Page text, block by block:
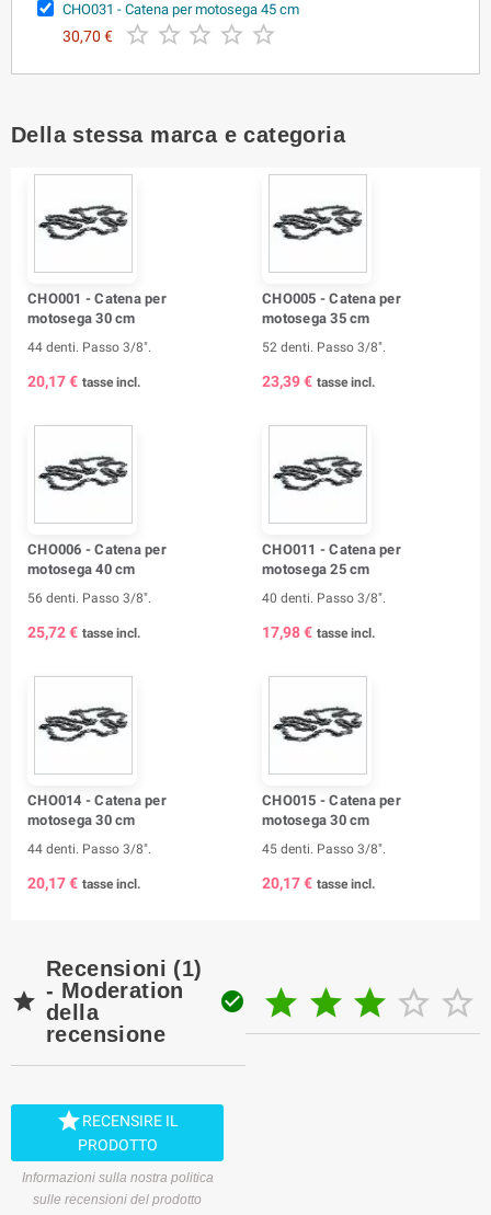
CHO031 - Catena per motosega 45 cm
30,70 €     
Della stessa marca e categoria
CHO001 - Catena per
motosega 30 cm
44 denti. Passo 3/8".
20,17 € tasse incl.
CHO005 - Catena per
motosega 35 cm
52 denti. Passo 3/8".
23,39 € tasse incl.
CHO006 - Catena per
motosega 40 cm
56 denti. Passo 3/8".
25,72 € tasse incl.
CHO011 - Catena per
motosega 25 cm
40 denti. Passo 3/8".
17,98 € tasse incl.
CHO014 - Catena per
motosega 30 cm
44 denti. Passo 3/8".
20,17 € tasse incl.
CHO015 - Catena per
motosega 30 cm
45 denti. Passo 3/8".
20,17 € tasse incl.

Recensioni (1)
- Moderation
della
recensione
     
RECENSIRE IL
PRODOTTO
Informazioni sulla nostra politica
sulle recensioni del prodotto